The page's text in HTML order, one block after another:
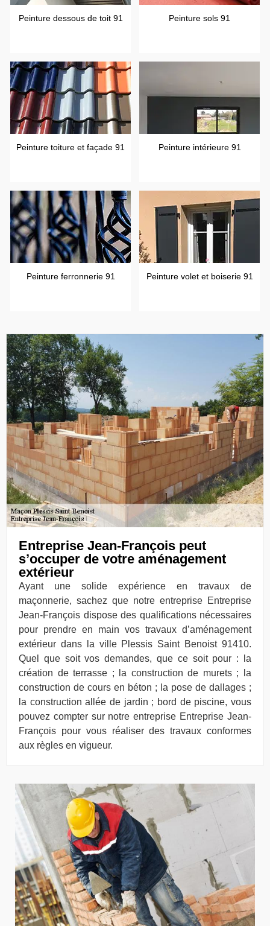
Peinture dessous de toit 91 Peinture sols 91
Peinture toiture et façade 91 Peinture intérieure 91
Peinture ferronnerie 91 Peinture volet et boiserie 91
Entreprise Jean-François peut
s’occuper de votre aménagement
extérieur
Ayant une solide expérience en travaux de
maçonnerie, sachez que notre entreprise Entreprise
Jean-François dispose des qualifications nécessaires
pour prendre en main vos travaux d’aménagement
extérieur dans la ville Plessis Saint Benoist 91410.
Quel que soit vos demandes, que ce soit pour : la
création de terrasse ; la construction de murets ; la
construction de cours en béton ; la pose de dallages ;
la construction allée de jardin ; bord de piscine, vous
pouvez compter sur notre entreprise Entreprise Jean-
François pour vous réaliser des travaux conformes
aux règles en vigueur.